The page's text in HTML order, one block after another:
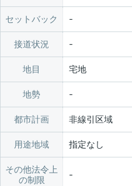
セットバック
接道状況
地目 宅地
地勢
都市計画 非線引区域
用途地域 指定なし
その他法令上
の制限